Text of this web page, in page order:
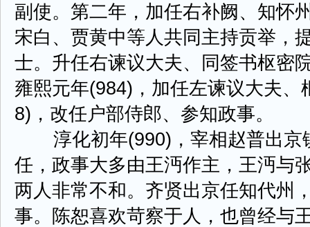
副使。第二年，加任右补阙、知怀
宋白、贾黄中等人共同主持贡举，
士。升任右谏议大夫、同签书枢密
雍熙元年(984)，加任左谏议大夫、
8)，改任户部侍郎、参知政事。
淳化初年(990)，宰相赵普出京
任，政事大多由王沔作主，王沔与
两人非常不和。齐贤出京任知代州
事。陈恕喜欢苛察于人，也曾经与